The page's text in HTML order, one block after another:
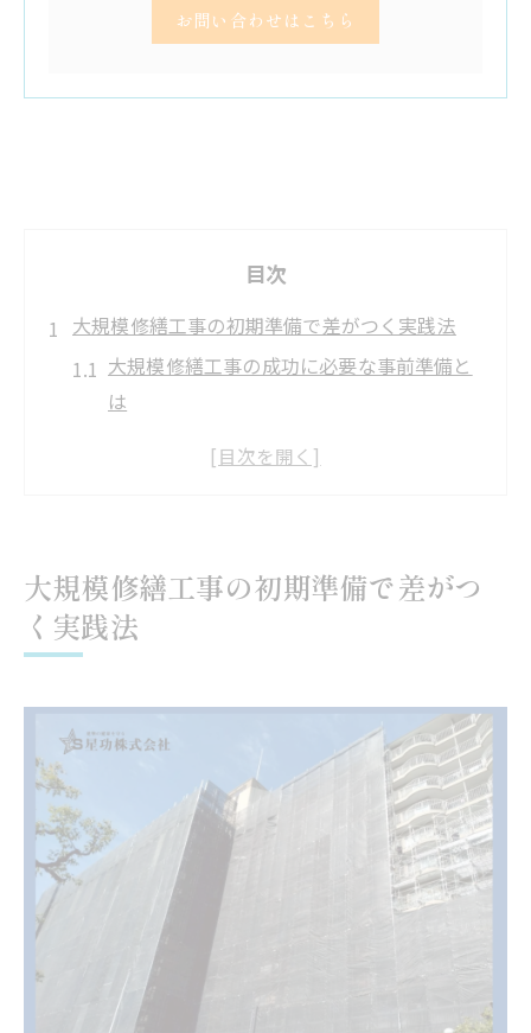
お問い合わせはこちら
目次
大規模修繕工事の初期準備で差がつく実践法
大規模修繕工事の成功に必要な事前準備と
は
初期段階で押さえたい大規模修繕工事の基
管理組合が知るべき大規模修繕工事の実践
ポイント
える影響
初期段階で意識したい大規模修繕工事の流れ
大規模修繕工事の基本的な流れを初期段階
で把握
現状診断から始める大規模修繕工事の手順
大規模修繕工事の進行ステップと準備の重
スムーズな大規模修繕工事のための初期対
大規模修繕工事の初期準備で差がつ
く実践法